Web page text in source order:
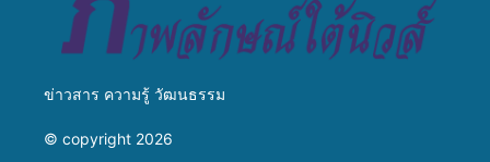
ข่าวสาร ความรู้ วัฒนธรรม
© copyright 2026